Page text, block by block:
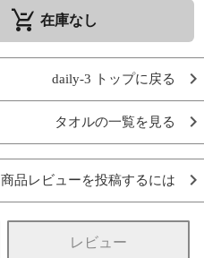
remove_shopping_cart 在庫なし
daily-3 トップに戻る
タオルの一覧を見る
商品レビューを投稿するには
レビュー